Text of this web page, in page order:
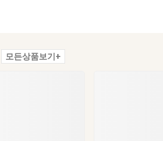
모든상품보기+